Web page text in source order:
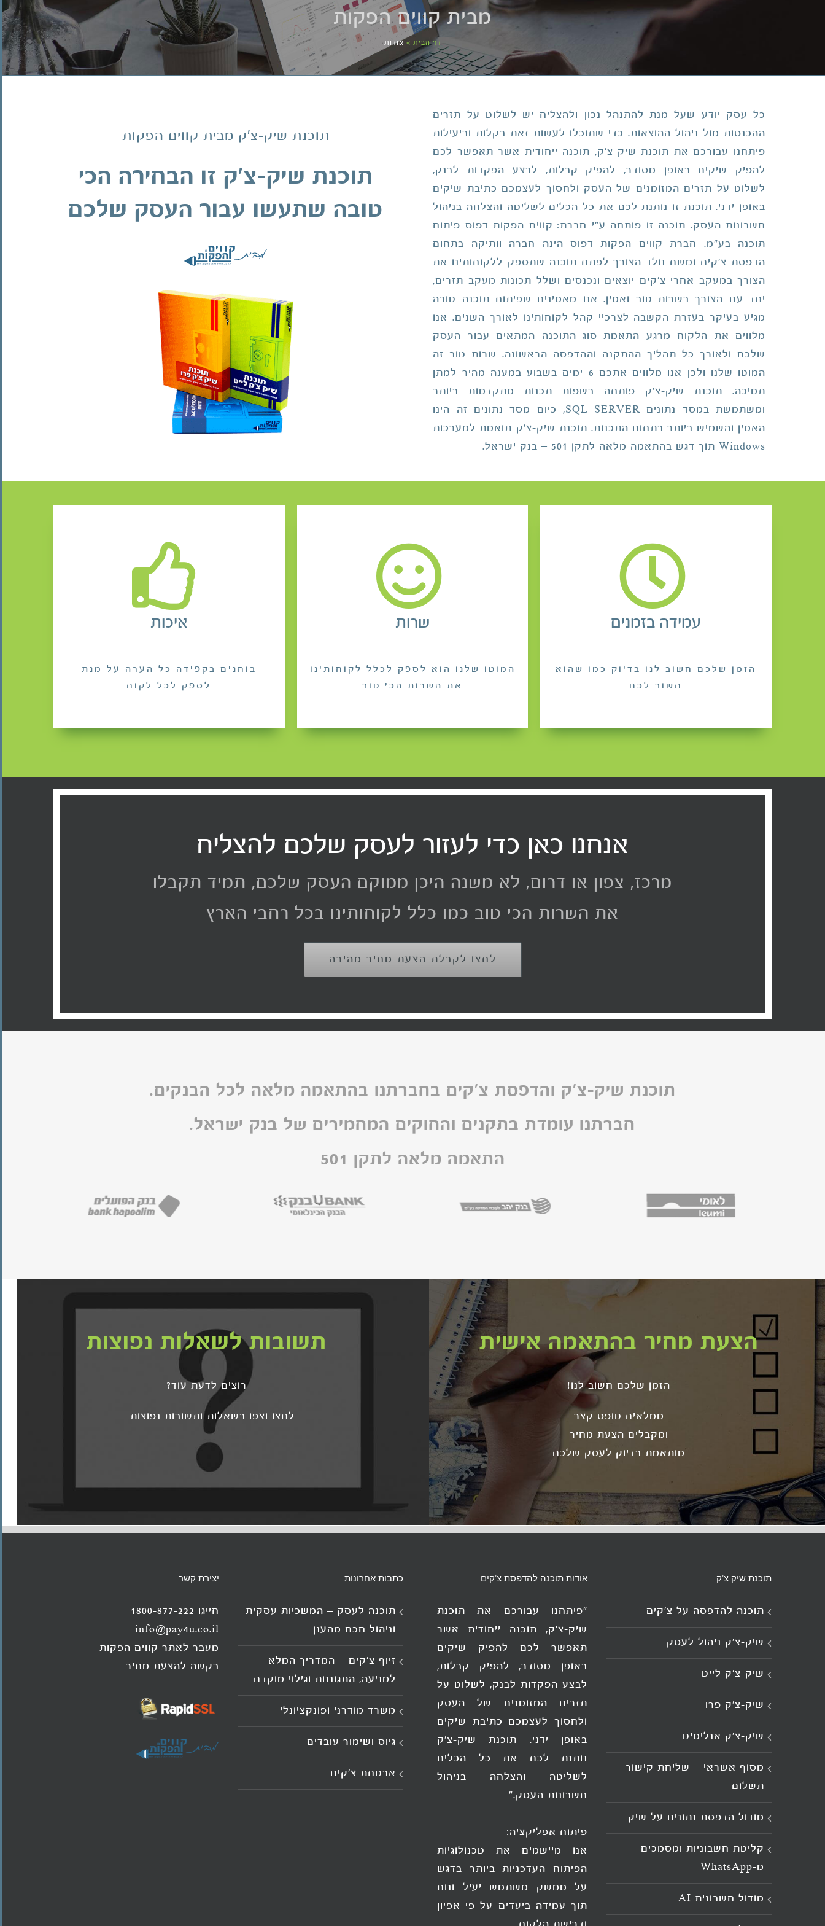
מבית קווים הפקות
דף הבית » אודות
כל עסק יודע שעל מנת להתנהל נכון ולהצליח יש לשלוט על תזרים
ההכנסות מול ניהול ההוצאות. כדי שתוכלו לעשות זאת בקלות וביעילות
פיתחנו עבורכם את תוכנת שיק-צ'ק, תוכנה ייחודית אשר תאפשר לכם
להפיק שיקים באופן מסודר, להפיק קבלות, לבצע הפקדות לבנק,
לשלוט על תזרים המזומנים של העסק ולחסוך לעצמכם כתיבת שיקים
באופן ידני. תוכנת זו נותנת לכם את כל הכלים לשליטה והצלחה בניהול
חשבונות העסק. תוכנה זו פותחה ע"י חברת: קווים הפקות דפוס פיתוח
תוכנה בע"מ. חברת קווים הפקות דפוס הינה חברה וותיקה בתחום
הדפסת צ'קים ומשם נולד הצורך לפתח תוכנה שתספק ללקוחותינו את
הצורך במעקב אחרי צ'קים יוצאים ונכנסים ושלל תכונות מעקב תזרים,
יחד עם הצורך בשרות טוב ואמין. אנו מאמינים שפיתוח תוכנה טובה
מגיע בעיקר בעזרת הקשבה לצרכיי קהל לקוחותינו לאורך השנים. אנו
מלווים את הלקוח מרגע התאמת סוג התוכנה המתאים עבור העסק
שלכם ולאורך כל תהליך ההתקנה וההדפסה הראשונה. שרות טוב זה
המוטו שלנו ולכן אנו מלווים אתכם 6 ימים בשבוע במענה מהיר למתן
תמיכה. תוכנת שיק-צ'ק פותחה בשפות תכנות מתקדמות ביותר
ומשתמשת במסד נתונים SQL SERVER, כיום מסד נתונים זה הינו
האמין והשמיש ביותר בתחום התכנות. תוכנת שיק-צ'ק תואמת למערכות
Windows תוך דגש בהתאמה מלאה לתקן 501 – בנק ישראל.
תוכנת שיק-צ'ק מבית קווים הפקות
תוכנת שיק-צ'ק זו הבחירה הכי
טובה שתעשו עבור העסק שלכם
עמידה בזמנים
הזמן שלכם חשוב לנו בדיוק כמו שהוא
חשוב לכם
שרות
המוטו שלנו הוא לספק לכלל לקוחותינו
את השרות הכי טוב
איכות
בוחנים בקפידה כל הערה על מנת
לספק לכל לקוח
אנחנו כאן כדי לעזור לעסק שלכם להצליח
מרכז, צפון או דרום, לא משנה היכן ממוקם העסק שלכם, תמיד תקבלו
את השרות הכי טוב כמו כלל לקוחותינו בכל רחבי הארץ
לחצו לקבלת הצעת מחיר מהירה
תוכנת שיק-צ'ק והדפסת צ'קים בחברתנו בהתאמה מלאה לכל הבנקים.
חברתנו עומדת בתקנים והחוקים המחמירים של בנק ישראל.
התאמה מלאה לתקן 501
הצעת מחיר בהתאמה אישית
הזמן שלכם חשוב לנו!
ממלאים טופס קצר
ומקבלים הצעת מחיר
מותאמת בדיוק לעסק שלכם
תשובות לשאלות נפוצות
רוצים לדעת עוד?
לחצו וצפו בשאלות ותשובות נפוצות…
תוכנת שיק צ'ק
תוכנה להדפסה על צ’קים
שיק-צ'ק ניהול לעסק
שיק-צ’ק לייט
שיק-צ’ק פרו
שיק-צ’ק אנלימיט
מסוף אשראי – שליחת קישור
תשלום
מודול הדפסת נתונים על שיק
קליטת חשבוניות ומסמכים
מ־WhatsApp
מודול חשבונית AI
אודות תוכנה להדפסת צ'קים
"פיתחנו עבורכם את תוכנת
שיק-צ'ק, תוכנה ייחודית אשר
תאפשר לכם להפיק שיקים
באופן מסודר, להפיק קבלות,
לבצע הפקדות לבנק, לשלוט על
תזרים המזומנים של העסק
ולחסוך לעצמכם כתיבת שיקים
באופן ידני. תוכנת שיק-צ'ק
נותנת לכם את כל הכלים
לשליטה והצלחה בניהול
חשבונות העסק."
פיתוח אפליקציה:
אנו מיישמים את טכנולוגיות
הפיתוח העדכניות ביותר בדגש
על ממשק משתמש יעיל ונוח
תוך עמידה ביעדים על פי אפיון
כתבות אחרונות
תוכנה לעסק – המשכיות עסקית
וניהול חכם מהענן
זיוף צ'קים – המדריך המלא
למניעה, התגוננות וגילוי מוקדם
משרד מודרני ופונקציונלי
גיוס ושימור עובדים
אבטחת צ'קים
יצירת קשר
חייגו 1800-877-222
info@pay4u.co.il
מעבר לאתר קווים הפקות
בקשה להצעת מחיר